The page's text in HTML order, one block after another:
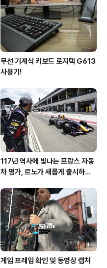
무선 기계식 키보드 로지텍 G613
사용기!
117년 역사에 빛나는 프랑스 자동
차 명가, 르노가 새롭게 출시하는
게임 프레임 확인 및 동영상 캡처